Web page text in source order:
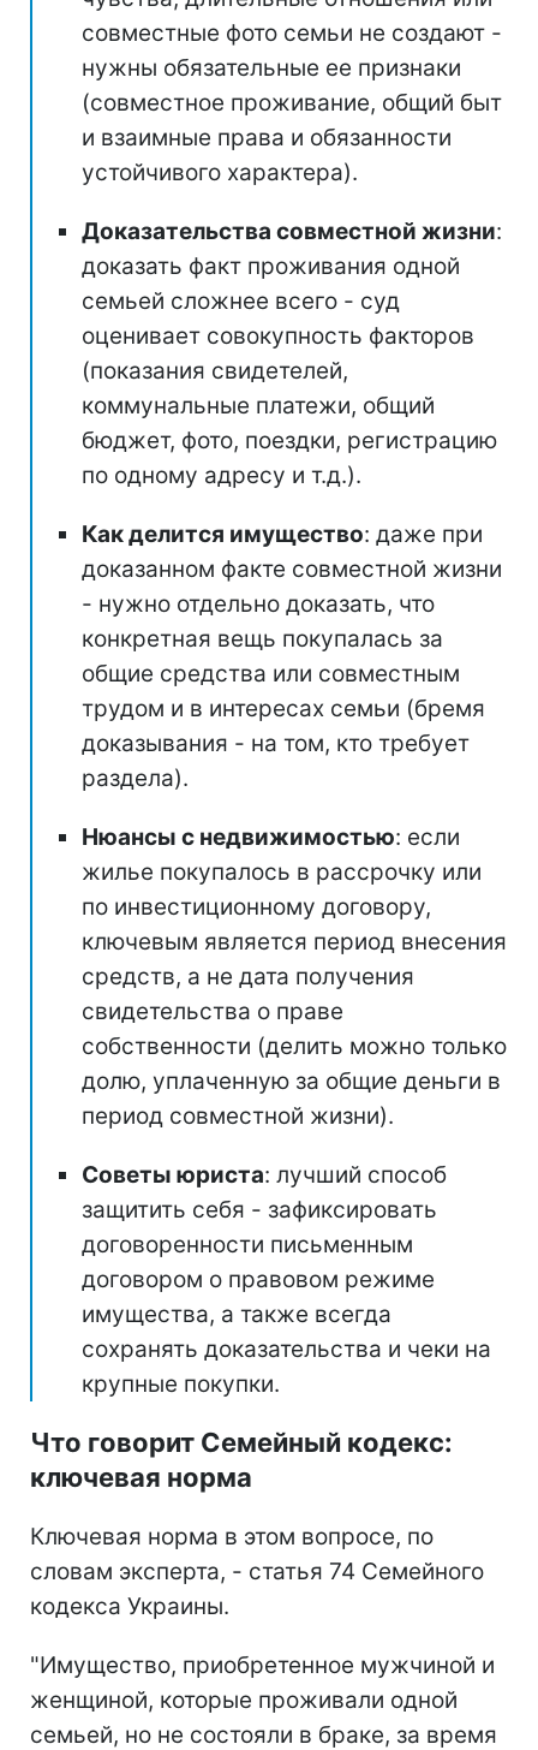
совместные фото семьи не создают -
нужны обязательные ее признаки
(совместное проживание, общий быт
и взаимные права и обязанности
устойчивого характера).
Доказательства совместной жизни:
доказать факт проживания одной
семьей сложнее всего - суд
оценивает совокупность факторов
(показания свидетелей,
коммунальные платежи, общий
бюджет, фото, поездки, регистрацию
по одному адресу и т.д.).
Как делится имущество: даже при
доказанном факте совместной жизни
- нужно отдельно доказать, что
конкретная вещь покупалась за
общие средства или совместным
трудом и в интересах семьи (бремя
доказывания - на том, кто требует
раздела).
Нюансы с недвижимостью: если
жилье покупалось в рассрочку или
по инвестиционному договору,
ключевым является период внесения
средств, а не дата получения
свидетельства о праве
собственности (делить можно только
долю, уплаченную за общие деньги в
период совместной жизни).
Советы юриста: лучший способ
защитить себя - зафиксировать
договоренности письменным
договором о правовом режиме
имущества, а также всегда
сохранять доказательства и чеки на
крупные покупки.
Что говорит Семейный кодекс:
ключевая норма
Ключевая норма в этом вопросе, по
словам эксперта, - статья 74 Семейного
кодекса Украины.
"Имущество, приобретенное мужчиной и
женщиной, которые проживали одной
семьей, но не состояли в браке, за время